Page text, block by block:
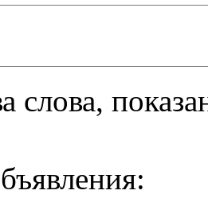
слова,